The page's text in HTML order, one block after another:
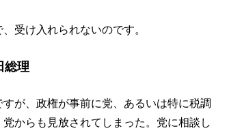
受け入れられないのです。
総理
が、政権が事前に党、あるいは特に税調
からも見放されてしまった。党に相談し